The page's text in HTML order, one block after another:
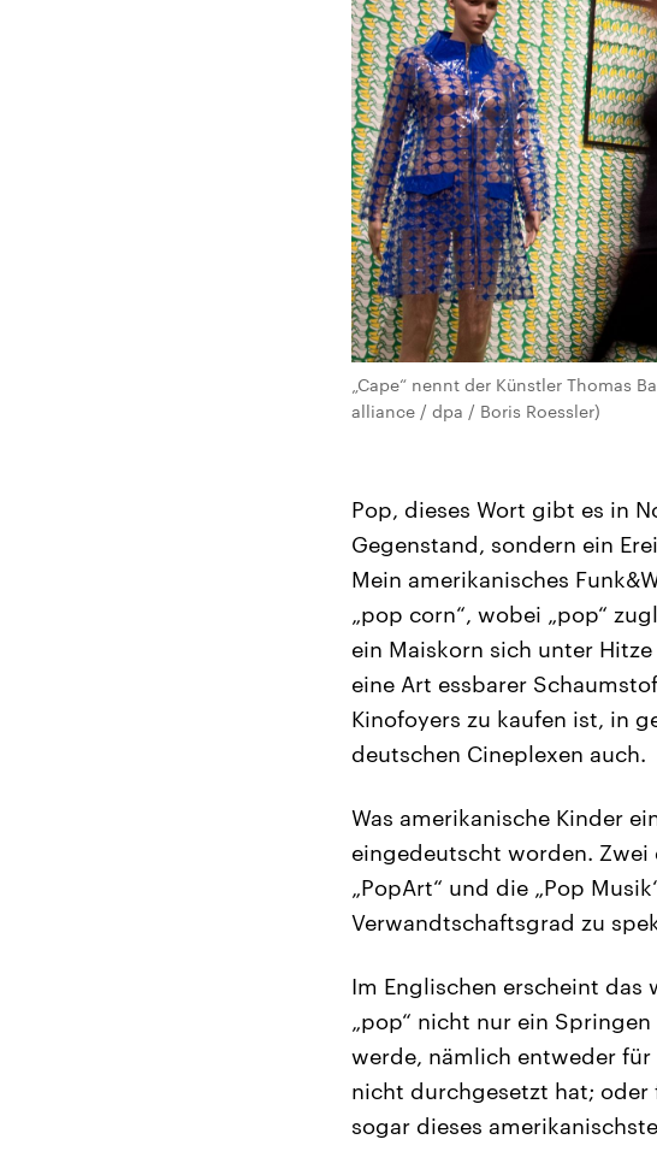
„Cape“ nennt der Künstler Thomas
alliance / dpa / Boris Roessler)
Pop, dieses Wort gibt es in
Gegenstand, sondern ein
Mein amerikanisches
„pop corn“, wobei „pop“
ein Maiskorn sich unter
eine Art essbarer
Kinofoyers zu kaufen ist, in
deutschen Cineplexen auch.
Was amerikanische Kinder
eingedeutscht worden.
„PopArt“ und die „Pop
Verwandtschaftsgrad zu
Im Englischen erscheint das
„pop“ nicht nur ein
werde, nämlich entweder
nicht durchgesetzt hat; oder
sogar dieses